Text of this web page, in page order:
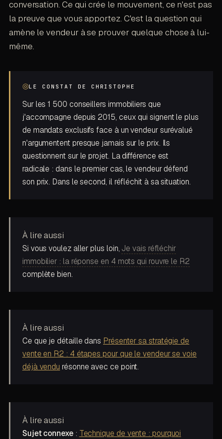
conversation. Ce qui crée le mouvement, ce n'est pas
la preuve que vous apportez. C'est la question qui
amène le vendeur à se prouver quelque chose à lui-
même.
◎LE CONSTAT DE CHRISTOPHE
Sur les 1 500 conseillers immobiliers que
j'accompagne depuis 2015, ceux qui signent le plus
de mandats exclusifs face à un vendeur surévalué
n'argumentent presque jamais sur le prix. Ils
questionnent sur le projet. La différence est
radicale : dans le premier cas, le vendeur défend
son prix. Dans le second, il réfléchit à sa situation.
À lire aussi
Si vous voulez aller plus loin, Je vais réfléchir
immobilier : la réponse en 4 mots qui rouvre le R2
complète bien.
À lire aussi
Ce que je détaille dans Présenter sa stratégie de
vente en R2 : 4 étapes pour que le vendeur se voie
déjà vendu résonne avec ce point.
À lire aussi
Sujet connexe: Technique de vente : pourquoi